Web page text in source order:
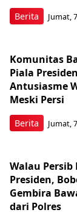
Berita Jumat,
Berita
Komunitas
Piala
Antusiasme
Meski Persi
Jumat,
Walau
Presiden,
Gembira
dari Polres